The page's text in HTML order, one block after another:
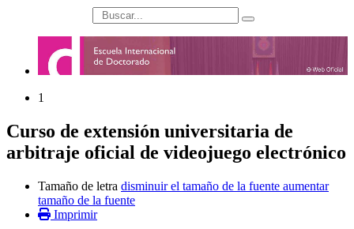
búsqueda
1
Curso de extensión universitaria de
arbitraje oficial de videojuego electrónico
Tamaño de letra disminuir el tamaño de la fuente aumentar
tamaño de la fuente
Imprimir